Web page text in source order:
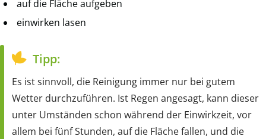
auf die Fläche aufgeben
einwirken lasen
Tipp:
Es ist sinnvoll, die Reinigung immer nur bei gutem
Wetter durchzuführen. Ist Regen angesagt, kann dieser
unter Umständen schon während der Einwirkzeit, vor
allem bei fünf Stunden, auf die Fläche fallen, und die